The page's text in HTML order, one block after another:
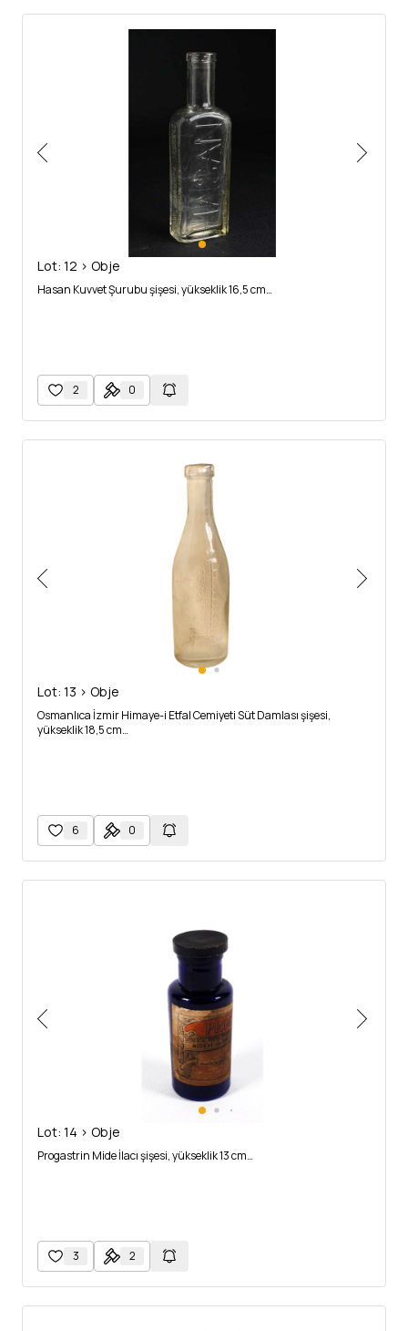
Lot: 12 > Obje
Hasan Kuvvet Şurubu şişesi, yükseklik 16,5 cm…
2 0
Lot: 13 > Obje
Osmanlıca İzmir Himaye-i Etfal Cemiyeti Süt Damlası şişesi,
yükseklik 18,5 cm…
6 0
Lot: 14 > Obje
Progastrin Mide İlacı şişesi, yükseklik 13 cm…
3 2